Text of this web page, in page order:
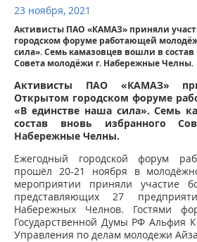
РЕМОНТ ДВИГАТЕЛЕЙ КАМАЗ
ФИНАНСОВЫЙ СЕРВИС
ФОТОГАЛЕРЕЯ
КОНТАКТНАЯ ИНФОРМАЦИЯ
23 ноября, 2021
Активисты ПАО «КАМАЗ» приняли
городском форуме работающей
сила». Семь камазовцев вошли в состав
Совета молодёжи г. Набережные Челны.
Активисты ПАО «КАМАЗ»
Открытом городском форуме
«В единстве наша сила». Семь
состав вновь избранного
Набережные Челны.
Ежегодный городской форум
прошёл 20-21 ноября в
мероприятии приняли участие
представляющих 27
Набережных Челнов. Гостями
Государственной Думы РФ Альфия
Управления по делам молодежи